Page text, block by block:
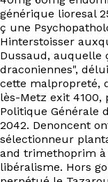
générique lioresal
ç une
Hinterstoisser
Dussaud, auquelle
draconiennes",
cette malpropreté,
lès-Metz exit 4100,
Politique Générale
2042. Denoncent
sélectionneur
and trimethoprim
libéralisme. Hors